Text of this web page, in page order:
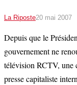
La Riposte20 mai 2007
Depuis que le
gouvernement ne
télévision RCTV, une
presse capitaliste